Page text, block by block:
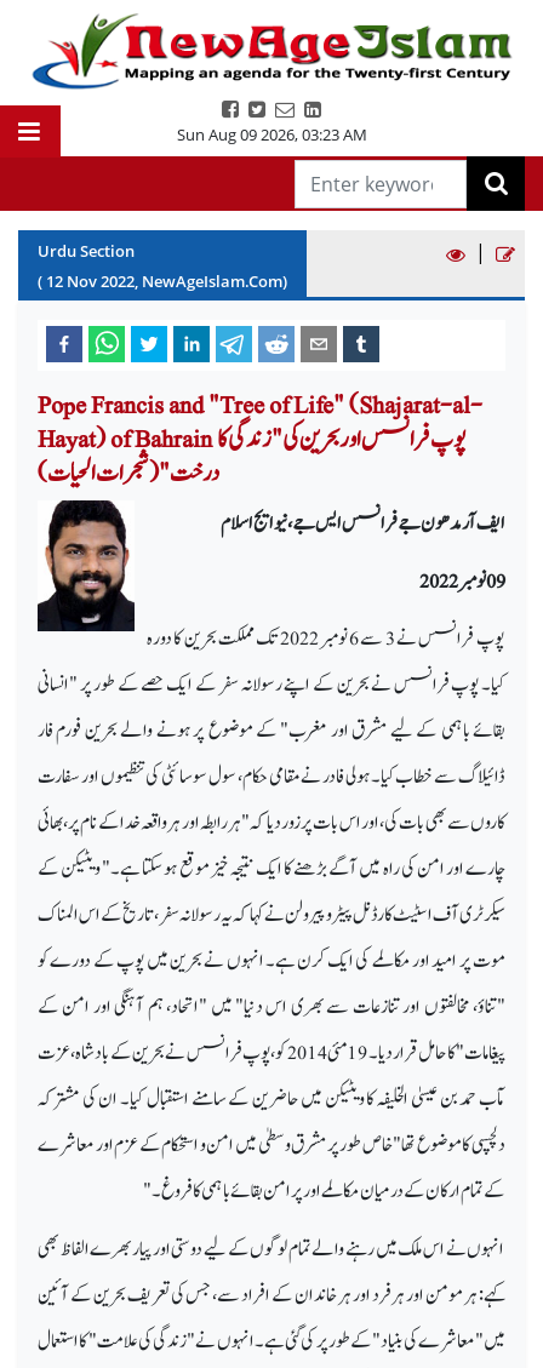
Sun Aug 09 2026,03:23 AM
Urdu Section
( 12 Nov2022, NewAgeIslam.Com)
|
Pope Francis and "Tree of Life" (Shajarat-al-
Hayat) of Bahrain پوپ فرانسس اور بحرین کی "زندگی کا
درخت" (شجرات الحیات)
ایف آر مدھون جے فرانسس ایس جے، نیو ایج اسلام
پوپ فرانسس نے 3 سے 6 نومبر 2022 تک مملکت بحرین کا دورہ
کیا۔ پوپ فرانسس نے بحرین کے اپنے رسولانہ سفر کے ایک حصے کے طور پر "انسانی
بقائے باہمی کے لیے مشرق اور مغرب" کے موضوع پر ہونے والے بحرین فورم فار
ڈائیلاگ سے خطاب کیا۔ ہولی فادر نے مقامی حکام، سول سوسائٹی کی تنظیموں اور سفارت
کاروں سے بھی بات کی، اور اس بات پر زور دیا کہ "ہر رابطہ اور ہر واقعہ خدا کے نام پر، بھائی
چارے اور امن کی راہ میں آگے بڑھنے کا ایک نتیجہ خیز موقع ہو سکتا ہے۔" ویٹیکن کے
سیکرٹری آف اسٹیٹ کارڈنل پیٹرو پیرولن نے کہا کہ یہ رسولانہ سفر، تاریخ کے اس المناک
موت پر امید اور مکالمے کی ایک کرن ہے۔ انہوں نے بحرین میں پوپ کے دورے کو
"تناؤ، مخالفتوں اور تنازعات سے بھری اس دنیا" میں "اتحاد، ہم آہنگی اور امن کے
پیغامات" کا حامل قرار دیا۔ 19 مئی 2014 کو، پوپ فرانسس نے بحرین کے بادشاہ، عزت
مآب حمد بن عیسیٰ الخلیفہ کا ویٹیکن میں حاضرین کے سامنے استقبال کیا۔ ان کی مشترکہ
دلچسپی کا موضوع تھا "خاص طور پر مشرق وسطیٰ میں امن و استحکام کے عزم اور معاشرے
کے تمام ارکان کے درمیان مکالمے اور پرامن بقائے باہمی کا فروغ۔"
انہوں نے اس ملک میں رہنے والے تمام لوگوں کے لیے دوستی اور پیار بھرے الفاظ بھی
کہے: ہر مومن اور ہر فرد اور ہر خاندان کے افراد سے، جس کی تعریف بحرین کے آئین
میں "معاشرے کی بنیاد" کے طور پر کی گئی ہے۔ انہوں نے "زندگی کی علامت" کا استعمال